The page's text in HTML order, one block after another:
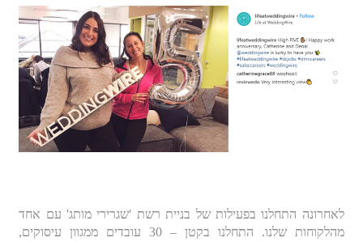
לאחרונה התחלנו בפעילות של בניית רשת 'שגרירי מותג' עם אחד
מהלקוחות שלנו. התחלנו בקטן – 30 עובדים ממגוון עיסוקים,